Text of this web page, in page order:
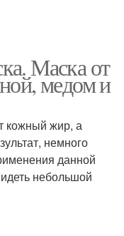
Маска от
медом и
кожный жир, а
немного
данной
небольшой